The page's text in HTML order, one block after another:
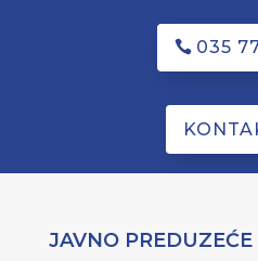
035
JAVNO PREDUZEĆE